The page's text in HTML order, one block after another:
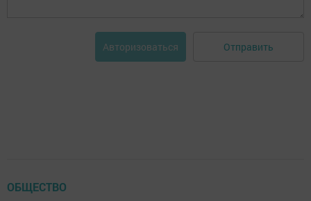
Авторизоваться Отправить
ОБЩЕСТВО